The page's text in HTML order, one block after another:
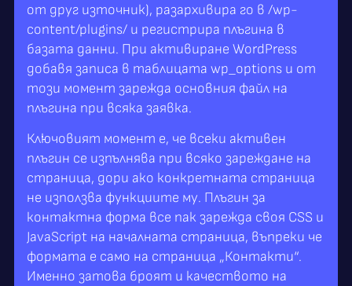
от друг източник), разархивира го в /wp-
content/plugins/ и регистрира плъгина в
базата данни. При активиране WordPress
добавя записа в таблицата wp_options и от
този момент зарежда основния файл на
плъгина при всяка заявка.
Ключовият момент е, че всеки активен
плъгин се изпълнява при всяко зареждане на
страница, дори ако конкретната страница
не използва функциите му. Плъгин за
контактна форма все пак зарежда своя CSS и
JavaScript на началната страница, въпреки че
формата е само на страница „Контакти“.
Именно затова броят и качеството на